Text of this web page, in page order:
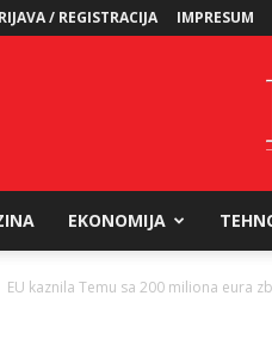
/ REGISTRACIJA IMPRESUM
EKONOMIJA
EU kaznila Temu sa 200 miliona eura